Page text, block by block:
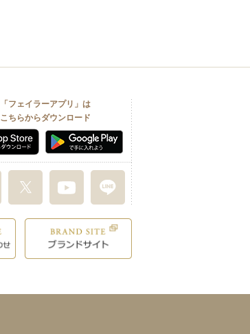
「フェイラーアプリ」は
こちらからダウンロード